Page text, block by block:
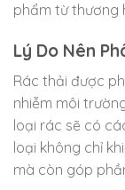
phẩm từ thương
Lý Do Nên
Rác thải được
nhiễm môi
loại rác sẽ có
loại không chỉ
mà còn góp